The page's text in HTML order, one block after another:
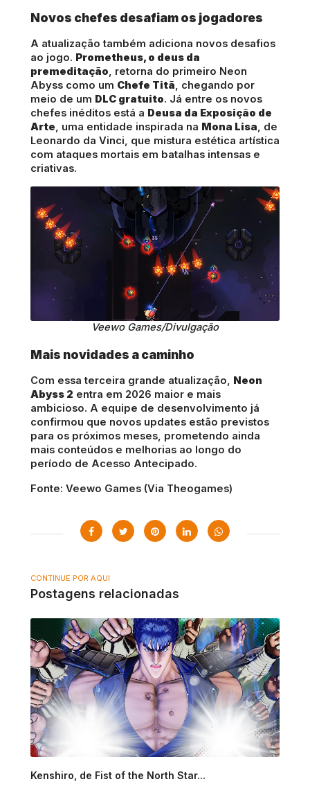
Novos chefes desafiam os jogadores
A atualização também adiciona novos desafios
ao jogo. Prometheus, o deus da
premeditação, retorna do primeiro Neon
Abyss como um Chefe Titã, chegando por
meio de um DLC gratuito. Já entre os novos
chefes inéditos está a Deusa da Exposição de
Arte, uma entidade inspirada na Mona Lisa, de
Leonardo da Vinci, que mistura estética artística
com ataques mortais em batalhas intensas e
criativas.
Veewo Games/Divulgação
Mais novidades a caminho
Com essa terceira grande atualização, Neon
Abyss 2 entra em 2026 maior e mais
ambicioso. A equipe de desenvolvimento já
confirmou que novos updates estão previstos
para os próximos meses, prometendo ainda
mais conteúdos e melhorias ao longo do
período de Acesso Antecipado.
Fonte: Veewo Games (Via Theogames)
CONTINUE POR AQUI
Postagens relacionadas
Kenshiro, de Fist of the North Star...